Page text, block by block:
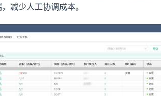
减少人工协调成本。